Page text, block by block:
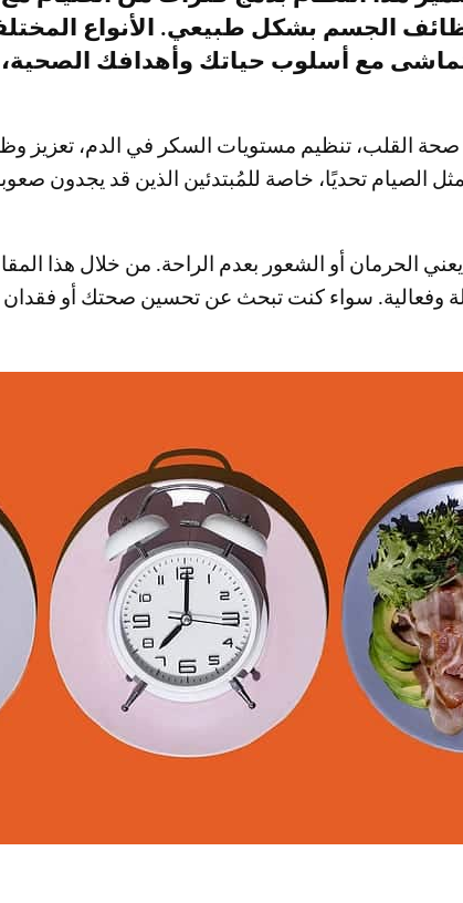
الجسم بشكل طبيعي. الأنواع
مع أسلوب حياتك وأهدافك الصحية،
صحة القلب، تنظيم مستويات السكر في الدم، تعزيز
تحديًا، خاصة للمُبتدئين الذين قد يجدون
يعني الحرمان أو الشعور بعدم الراحة. من خلال هذا
وفعالية. سواء كنت تبحث عن تحسين صحتك أو فقدان